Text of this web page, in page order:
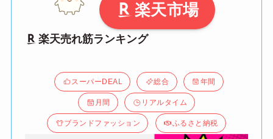
楽天市場
楽天売れ筋ランキング
スーパーDEAL 総合 年間
月間 リアルタイム
ブランドファッション ふるさと納税